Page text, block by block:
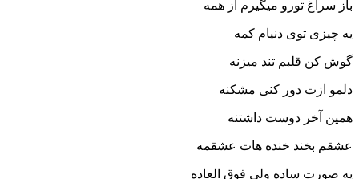
تورو میگیرم از همه
دنیام کمه
تند میزنه
دور کنی مشکنه
دوست داشتنه
خنده هات عشقمه
ساده ولی فوق العاده